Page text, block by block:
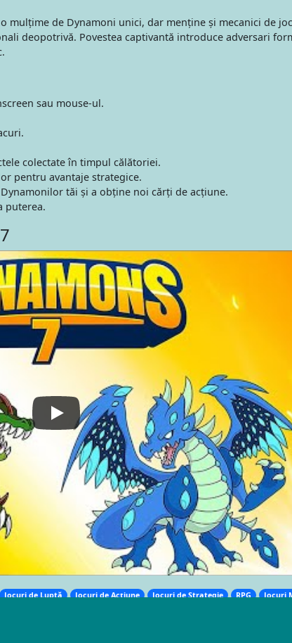
mulțime de Dynamoni unici, dar menține și mecanici de
deopotrivă. Povestea captivantă introduce adversari
sau mouse-ul.
colectate în timpul călătoriei.
pentru avantaje strategice.
tăi și a obține noi cărți de acțiune.
puterea.
Jocuri de Luptă Jocuri de Acțiune Jocuri de Strategie RPG Jocuri